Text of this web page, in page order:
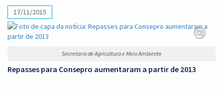
17/11/2015
Secretaria de Agricultura e Meio Ambiente
Repasses para Consepro aumentaram a partir de 2013